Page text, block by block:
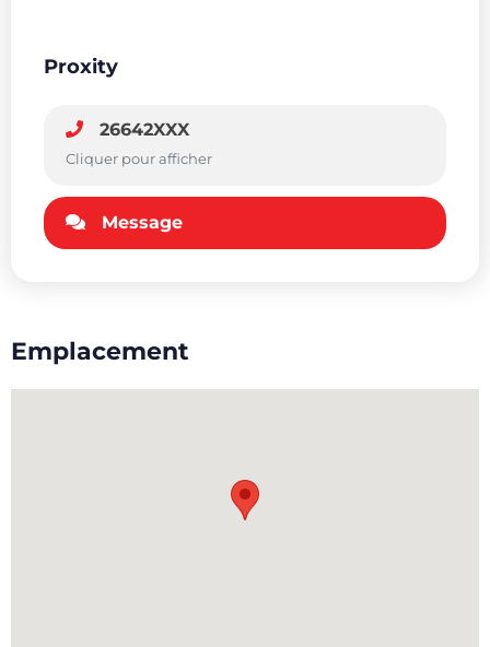
Proxity
26642XXX
Cliquer pour afficher
Message
Emplacement